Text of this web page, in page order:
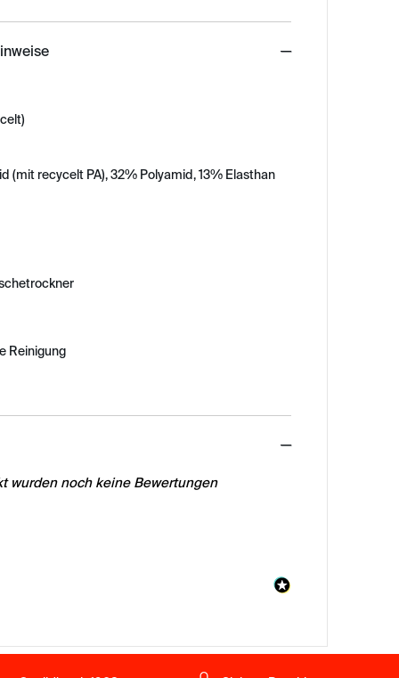
(mit recycelt PA), 32% Polyamid, 13% Elasthan
Reinigung
wurden noch keine Bewertungen